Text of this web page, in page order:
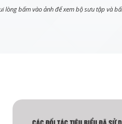
lòng bấm vào ảnh để xem bộ sưu tập và